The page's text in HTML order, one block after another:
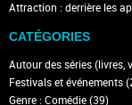
Attraction : derrière les
CATÉGORIES
Autour des séries (livres,
Festivals et événements
Genre : Comédie (39)